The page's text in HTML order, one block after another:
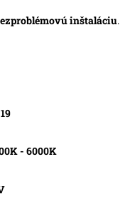
inštaláciu.
- 6000K